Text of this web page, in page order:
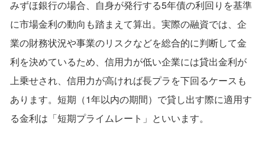
みずほ銀行の場合、自身が発行する5年債の利回りを基準
に市場金利の動向も踏まえて算出。実際の融資では、企
業の財務状況や事業のリスクなどを総合的に判断して金
利を決めているため、信用力が低い企業には貸出金利が
上乗せされ、信用力が高ければ長プラを下回るケースも
あります。短期（1年以内の期間）で貸し出す際に適用す
る金利は「短期プライムレート」といいます。